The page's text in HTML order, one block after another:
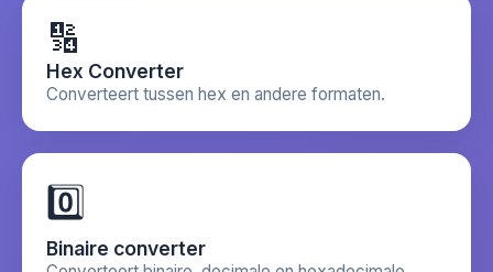
🔢
Hex Converter
Converteert tussen hex en andere formaten.
0️⃣
Binaire converter